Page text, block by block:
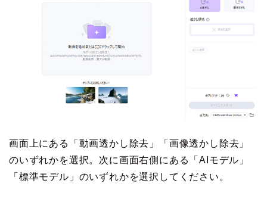
画面上にある「動画透かし除去」「画像透かし除去」
のいずれかを選択。次に画面右側にある「AIモデル」
「標準モデル」のいずれかを選択してください。